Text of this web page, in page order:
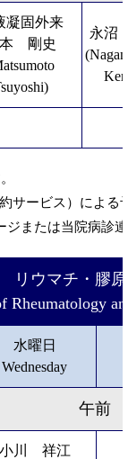
凝固外来
剛史
永沼
サービス）によ
ジまたは当院病診
リウマチ・膠
Rheumatology
水曜日
Wednesday
午前
小川 祥江